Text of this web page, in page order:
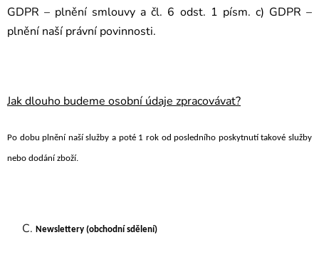
GDPR – plnění smlouvy a čl. 6 odst. 1 písm. c) GDPR –
plnění naší právní povinnosti.
Jak dlouho budeme osobní údaje zpracovávat?
Po dobu plnění naší služby a poté 1 rok od posledního poskytnutí takové služby
nebo dodání zboží.
Newslettery (obchodní sdělení)